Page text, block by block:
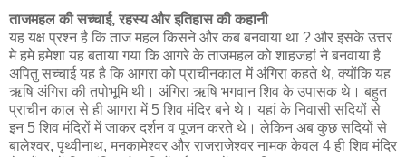
ताजमहल की सच्चाई, रहस्य और इतिहास की कहानी
यह यक्ष प्रश्न है कि ताज महल किसने और कब बनवाया था ? और इसके उत्तर
मे हमे हमेशा यह बताया गया कि आगरे के ताजमहल को शाहजहां ने बनवाया है
अपितु सच्चाई यह है कि आगरा को प्राचीनकाल में अंगिरा कहते थे, क्योंकि यह
ऋषि अंगिरा की तपोभूमि थी। अंगिरा ऋषि भगवान शिव के उपासक थे। बहुत
प्राचीन काल से ही आगरा में 5 शिव मंदिर बने थे। यहां के निवासी सदियों से
इन 5 शिव मंदिरों में जाकर दर्शन व पूजन करते थे। लेकिन अब कुछ सदियों से
बालेश्वर, पृथ्वीनाथ, मनकामेश्वर और राजराजेश्वर नामक केवल 4 ही शिव मंदिर